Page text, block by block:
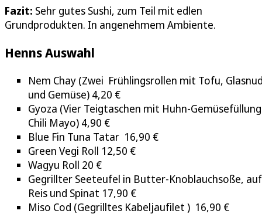
Fazit: Sehr gutes Sushi, zum Teil mit edlen
Grundprodukten. In angenehmem Ambiente.
Henns Auswahl
Nem Chay (Zwei Frühlingsrollen mit Tofu,
und Gemüse) 4,20 €
Gyoza (Vier Teigtaschen mit Huhn-
Chili Mayo) 4,90 €
Blue Fin Tuna Tatar 16,90 €
Green Vegi Roll 12,50 €
Wagyu Roll 20 €
Gegrillter Seeteufel in Butter-Knoblauchsoße, auf
Reis und Spinat 17,90 €
Miso Cod (Gegrilltes Kabeljaufilet ) 16,90 €